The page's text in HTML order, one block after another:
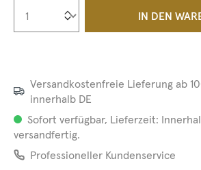
Produkt Anzahl: Gib
IN DEN
Versandkostenfreie Lieferung ab
innerhalb DE
Sofort verfügbar, Lieferzeit:
versandfertig.
Professioneller Kundenservice